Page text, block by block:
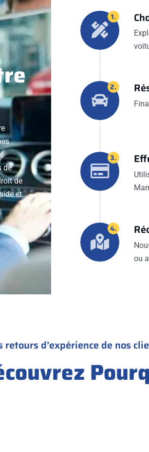
de
de
et
1.
2.
3.
4.
ou
retours d’expérience de nos